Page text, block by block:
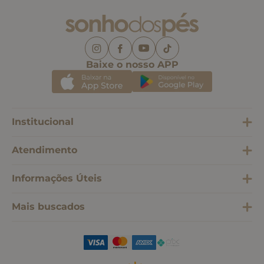
Baixe o nosso APP
Institucional
Atendimento
Informações Úteis
Mais buscados